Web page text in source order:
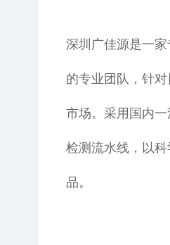
深圳广佳源是一
的专业团队，针
市场。采用国内
检测流水线，以
品。